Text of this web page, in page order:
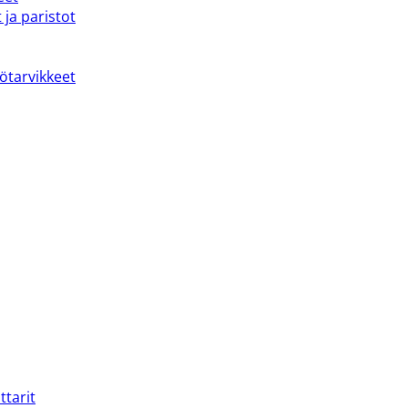
ja paristot